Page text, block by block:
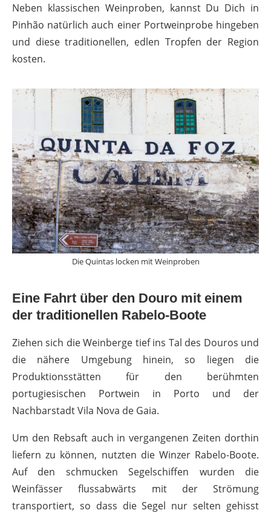
Neben klassischen Weinproben, kannst Du Dich in
Pinhão natürlich auch einer Portweinprobe hingeben
und diese traditionellen, edlen Tropfen der Region
kosten.
Die Quintas locken mit Weinproben
Eine Fahrt über den Douro mit einem
der traditionellen Rabelo-Boote
Ziehen sich die Weinberge tief ins Tal des Douros und
die nähere Umgebung hinein, so liegen die
Produktionsstätten für den berühmten
portugiesischen Portwein in Porto und der
Nachbarstadt Vila Nova de Gaia.
Um den Rebsaft auch in vergangenen Zeiten dorthin
liefern zu können, nutzten die Winzer Rabelo-Boote.
Auf den schmucken Segelschiffen wurden die
Weinfässer flussabwärts mit der Strömung
transportiert, so dass die Segel nur selten gehisst